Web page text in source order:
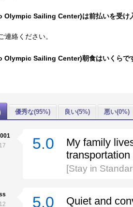
Sailing Center)は前払いを受け
連絡ください。
Sailing Center)朝食はいくらで
優秀な(95%) 良い(5%) 悪い(0%)
5.0
My family
[Stay in
5.0 Quiet and